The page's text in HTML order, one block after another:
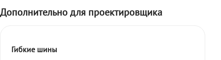
Дополнительно для проектировщика
Гибкие шины